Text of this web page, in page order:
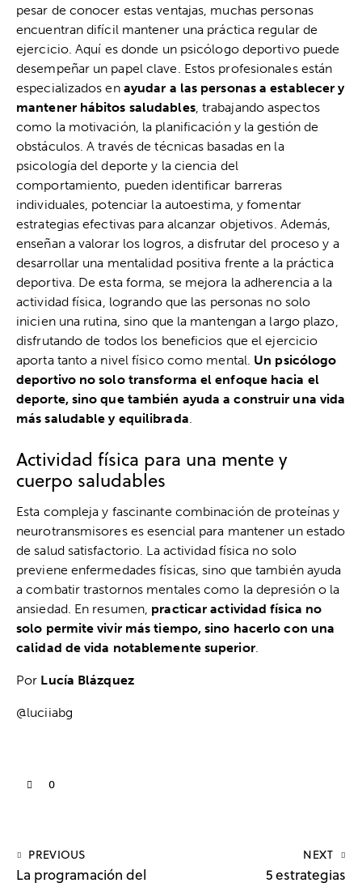
pesar de conocer estas ventajas, muchas personas
encuentran difícil mantener una práctica regular de
ejercicio. Aquí es donde un psicólogo deportivo puede
desempeñar un papel clave. Estos profesionales están
especializados enayudar a las personas a establecer y
mantener hábitos saludables, trabajando aspectos
como la motivación, la planificación y la gestión de
obstáculos. A través de técnicas basadas en la
psicología del deporte y la ciencia del
comportamiento, pueden identificar barreras
individuales, potenciar la autoestima, y fomentar
estrategias efectivas para alcanzar objetivos. Además,
enseñan a valorar los logros, a disfrutar del proceso y a
desarrollar una mentalidad positiva frente a la práctica
deportiva. De esta forma, se mejora la adherencia a la
actividad física, logrando que las personas no solo
inicien una rutina, sino que la mantengan a largo plazo,
disfrutando de todos los beneficios que el ejercicio
aporta tanto a nivel físico como mental. Un psicólogo
deportivo no solo transforma el enfoque hacia el
deporte, sino que también ayuda a construir una vida
más saludable y equilibrada.
Actividad física para una mente y
cuerpo saludables
Esta compleja y fascinante combinación de proteínas y
neurotransmisores es esencial para mantener un estado
de salud satisfactorio. La actividad física no solo
previene enfermedades físicas, sino que también ayuda
a combatir trastornos mentales como la depresión o la
ansiedad. En resumen, practicar actividad física no
solo permite vivir más tiempo, sino hacerlo con una
calidad de vida notablemente superior.
Por Lucía Blázquez
@luciiabg
0
PREVIOUS
La programación del
NEXT
5 estrategias